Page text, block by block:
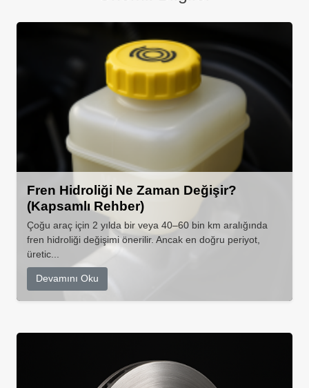
Fren Hidroliği Ne Zaman Değişir?
(Kapsamlı Rehber)
Çoğu araç için 2 yılda bir veya 40–60 bin km aralığında
fren hidroliği değişimi önerilir. Ancak en doğru periyot,
üretic...
Devamını Oku